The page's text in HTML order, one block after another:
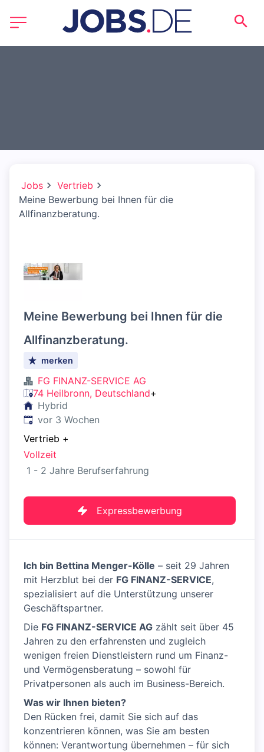
Jobs
Vertrieb
Meine Bewerbung bei Ihnen für die
Allfinanzberatung.
Meine Bewerbung bei Ihnen für die
Allfinanzberatung.
merken
FG FINANZ-SERVICE AG
74 Heilbronn, Deutschland+
Hybrid
Veröffentlicht:
vor 3 Wochen
Vertrieb +
Vollzeit
1 - 2 Jahre Berufserfahrung
Expressbewerbung
Ich bin Bettina Menger-Kölle – seit 29 Jahren
mit Herzblut bei der FG FINANZ-SERVICE,
spezialisiert auf die Unterstützung unserer
Geschäftspartner.
Die FG FINANZ-SERVICE AG zählt seit über 45
Jahren zu den erfahrensten und zugleich
wenigen freien Dienstleistern rund um Finanz-
und Vermögensberatung – sowohl für
Privatpersonen als auch im Business-Bereich.
Was wir Ihnen bieten?
Den Rücken frei, damit Sie sich auf das
konzentrieren können, was Sie am besten
können: Verantwortung übernehmen – für sich